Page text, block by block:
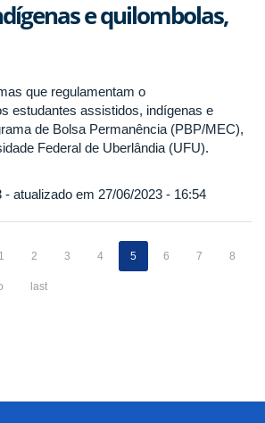
e quilombolas,
que regulamentam o
estudantes assistidos, indígenas e
de Bolsa Permanência (PBP/MEC),
Federal de Uberlândia (UFU).
- atualizado em 27/06/2023 - 16:54
1 2 3 4 5 6 7 8
last